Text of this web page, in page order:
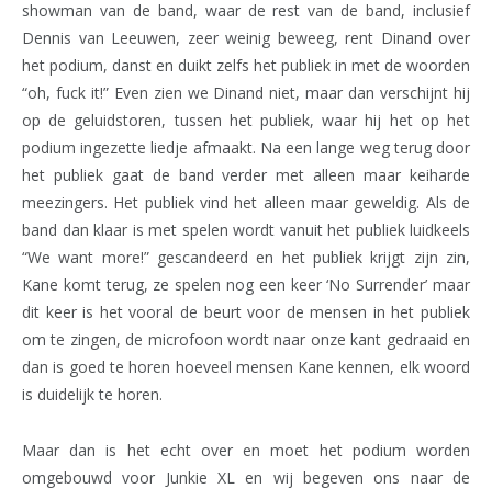
showman van de band, waar de rest van de band, inclusief
Dennis van Leeuwen, zeer weinig beweeg, rent Dinand over
het podium, danst en duikt zelfs het publiek in met de woorden
“oh, fuck it!” Even zien we Dinand niet, maar dan verschijnt hij
op de geluidstoren, tussen het publiek, waar hij het op het
podium ingezette liedje afmaakt. Na een lange weg terug door
het publiek gaat de band verder met alleen maar keiharde
meezingers. Het publiek vind het alleen maar geweldig. Als de
band dan klaar is met spelen wordt vanuit het publiek luidkeels
“We want more!” gescandeerd en het publiek krijgt zijn zin,
Kane komt terug, ze spelen nog een keer ‘No Surrender’ maar
dit keer is het vooral de beurt voor de mensen in het publiek
om te zingen, de microfoon wordt naar onze kant gedraaid en
dan is goed te horen hoeveel mensen Kane kennen, elk woord
is duidelijk te horen.
Maar dan is het echt over en moet het podium worden
omgebouwd voor Junkie XL en wij begeven ons naar de